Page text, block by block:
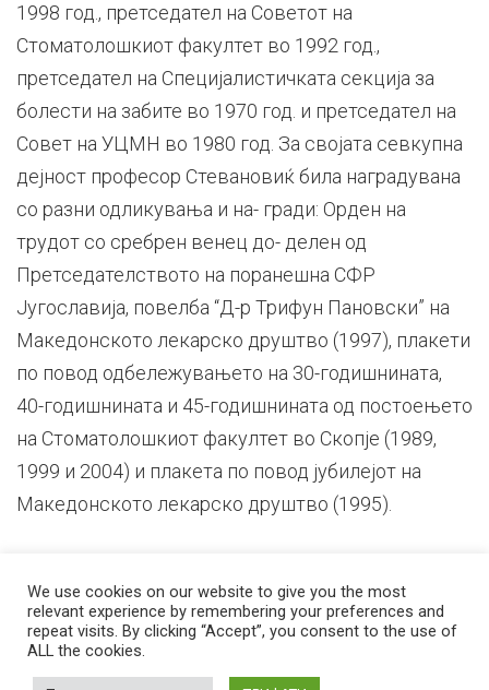
1998 год., претседател на Советот на
Стоматолошкиот факултет во 1992 год.,
претседател на Специјалистичката секција за
болести на забите во 1970 год. и претседател на
Совет на УЦМН во 1980 год. За својата севкупна
дејност професор Стевановиќ била наградувана
со разни одликувања и на- гради: Орден на
трудот со сребрен венец до- делен од
Претседателството на поранешна СФР
Југославија, повелба “Д-р Трифун Пановски” на
Македонското лекарско друштво (1997), плакети
по повод одбележувањето на 30-годишнината,
40-годишнината и 45-годишнината од постоењето
на Стоматолошкиот факултет во Скопје (1989,
1999 и 2004) и плакета по повод јубилејот на
Македонското лекарско друштво (1995).
We use cookies on our website to give you the most
relevant experience by remembering your preferences and
repeat visits. By clicking “Accept”, you consent to the use of
ALL the cookies.
© 2026 Стоматолошки факултет – Скопје Универзитет ,,Св. Кирил и
Методиј'' во Скопје
Developed by